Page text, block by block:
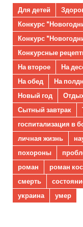
Для детей
Конкурс
Конкурс
Конкурсные
На второе
На
На обед
На
Новый год
Сытный завтрак
госпитализация в
личная жизнь
похороны
роман
роман
смерть
украина
умер